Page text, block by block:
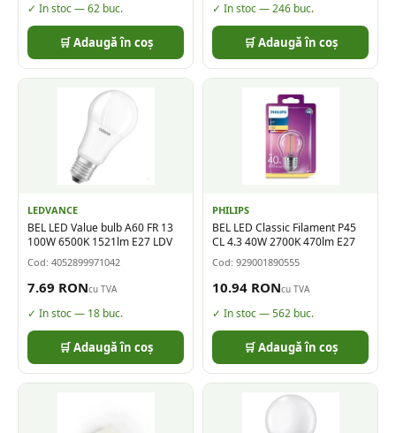
✓ In stoc —62 buc.
🛒 Adaugă în coș
✓ In stoc —246 buc.
🛒 Adaugă în coș
LEDVANCE
BEL LED Value bulb A60 FR 13
100W 6500K 1521lm E27 LDV
Cod: 4052899971042
7.69 RONcu TVA
✓ In stoc — 18 buc.
🛒 Adaugă în coș
PHILIPS
BEL LED Classic Filament P45
CL 4.3 40W 2700K 470lm E27
Cod: 929001890555
10.94 RONcu TVA
✓ In stoc —562 buc.
🛒 Adaugă în coș